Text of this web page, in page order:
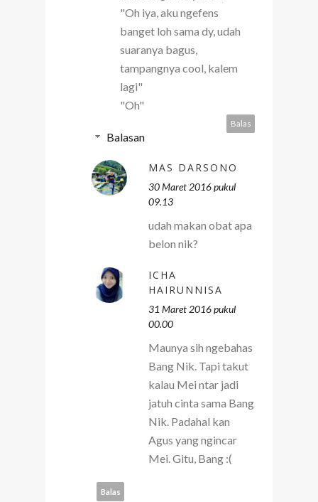
"Oh iya, aku ngefens
banget loh sama dy, udah
suaranya bagus,
tampangnya cool, kalem
lagi"
"Oh"
Balas
Balasan
MAS DARSONO
30 Maret 2016 pukul
09.13
udah makan obat apa
belon nik?
ICHA
HAIRUNNISA
31 Maret 2016 pukul
00.00
Maunya sih ngebahas
Bang Nik. Tapi takut
kalau Mei ntar jadi
jatuh cinta sama Bang
Nik. Padahal kan
Agus yang ngincar
Mei. Gitu, Bang :(
Balas